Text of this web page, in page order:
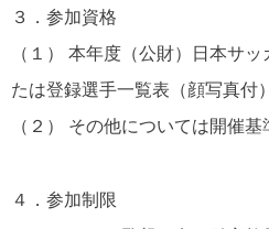
３．参加資格
（１） 本年度（公財）日本サ
たは登録選手一覧表（顔写真付
（２） その他については開催基
４．参加制限